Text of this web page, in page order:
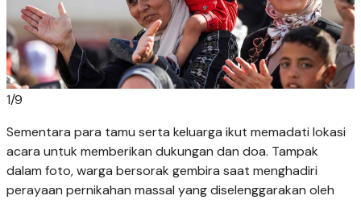
1/9
Sementara para tamu serta keluarga ikut memadati lokasi
acara untuk memberikan dukungan dan doa. Tampak
dalam foto, warga bersorak gembira saat menghadiri
perayaan pernikahan massal yang diselenggarakan oleh